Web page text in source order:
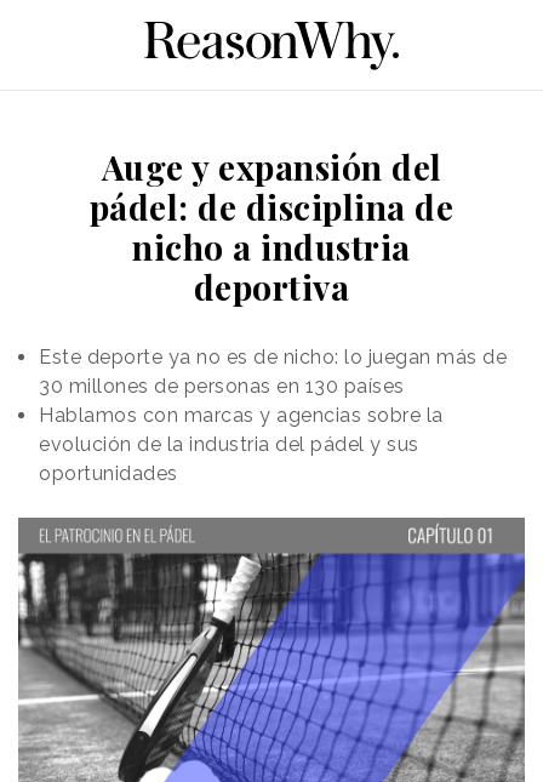
Auge y expansión del
pádel: de disciplina de
nicho a industria
deportiva
Este deporte ya no es de nicho: lo juegan más de
30 millones de personas en 130 países
Hablamos con marcas y agencias sobre la
evolución de la industria del pádel y sus
oportunidades